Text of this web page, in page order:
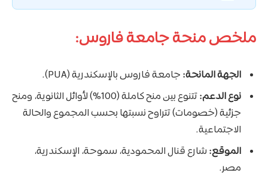
ملخص منحة جامعة فاروس:
الجهة المانحة: جامعة فاروس بالإسكندرية (PUA).
نوع الدعم:
تتنوع بين منح كاملة (100%) لأوائل الثانوية، ومنح
جزئية (خصومات) تتراوح نسبتها بحسب المجموع والحالة
الاجتماعية.
الموقع: شارع قنال المحمودية، سموحة، الإسكندرية،
مصر.